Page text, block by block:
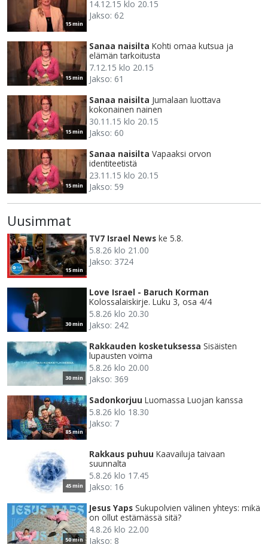
15 min
14.12.15 klo 20.15
Jakso: 62
15 min
Sanaa naisilta Kohti omaa kutsua ja
elämän tarkoitusta
7.12.15 klo 20.15
Jakso: 61
15 min
Sanaa naisilta Jumalaan luottava
kokonainen nainen
30.11.15 klo 20.15
Jakso: 60
15 min
Sanaa naisilta Vapaaksi orvon
identiteetistä
23.11.15 klo 20.15
Jakso: 59
Uusimmat
15 min
TV7 Israel News ke 5.8.
5.8.26 klo 21.00
Jakso: 3724
30 min
Love Israel - Baruch Korman
Kolossalaiskirje. Luku 3, osa 4/4
5.8.26 klo 20.30
Jakso: 242
30 min
Rakkauden kosketuksessa Sisäisten
lupausten voima
5.8.26 klo 20.00
Jakso: 369
85 min
Sadonkorjuu Luomassa Luojan kanssa
5.8.26 klo 18.30
Jakso: 7
45 min
Rakkaus puhuu Kaavailuja taivaan
suunnalta
5.8.26 klo 17.45
Jakso: 16
50 min
Jesus Yaps Sukupolvien välinen yhteys: mikä
on ollut estämässä sitä?
4.8.26 klo 22.00
Jakso: 8